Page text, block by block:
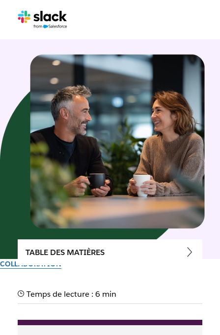
COLLABORATION
Communication transversale
mise en œuvre
TABLE DES MATIÈRES
Temps de lecture : 6 min